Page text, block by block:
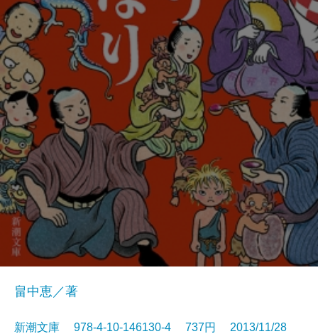
畠中恵／著
新潮文庫 978-4-10-146130-4 737円 2013/11/28